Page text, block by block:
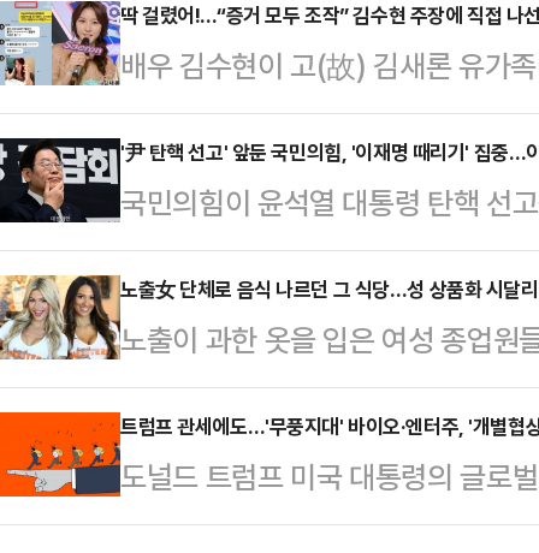
개헌에 착수하겠다고 국민과 약속
인용 시에는 '60일 초단기 대선'이
큼 집권여당의 바람처럼 개헌을 적
나오고 있다.3일 정치권에 따르면
전 출범한 국민의힘 헌법개정특별
통령 탄핵…
딱 걸렸어!...“증거 모두 조작” 김수현 주장에 직접 나
배우 김수현이 고(故) 김새론 유가
주장하자 누리꾼들이 조작이 아님
김수현은 서울 마포구 스탠포드호
년자였던 시절에는 교제하지 않았
헤어지게 됐다”고 말했다.이어 김
가족이 공개했던 사진, 영상, 카카
강조했다.이에 가세연 측은 기자회
화를 디지털 포렌식…
'尹 탄핵 선고' 앞둔 국민의힘, '이재명 때리기' 집중…
국민의힘이 윤석열 대통령 탄핵 선
대표 비판 공세를 최고조로 끌어올
겠단 메시지를 내지 않은 이 대표야
국민에게 알리겠다는 것이다. 아울
스크'까지 재부각시켜 "이재명 만큼
도도 깔려 있다.권영세 국민의힘
대책위원회의에서 "이재명 대표는
는 것'이라며 사실상 불복…
노출女 단체로 음식 나르던 그 식당…성 상품화 시달
노출이 과한 옷을 입은 여성 종업원
국의 캐주얼 다이닝 브랜드 '후터스
내 파산 보호를 신청했다.1일 BBC
사스 북부 지방법원에 챕터 11 파
과 부채는 각각 5000만~1억달러(
트럼프 관세에도…'무풍지대' 바이오·엔터주, '개별협
도널드 트럼프 미국 대통령의 글로
자심리가 악화되고 있는 가운데 투